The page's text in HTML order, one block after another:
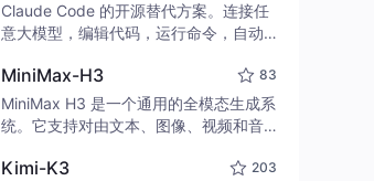
Claude Code 的开源替代方案。连接任
意大模型，编辑代码，运行命令，自动
致性能。 ｜ An open-source alternativ
e to Claude Code. Connect any LLM,
edit code, run commands, and verify
MiniMax-H3 83
MiniMax H3 是一个通用的全模态生成系
统。它支持对由文本、图像、视频和音
并能生成分辨率高达 2K、时长可达 15
Kimi-K3 203